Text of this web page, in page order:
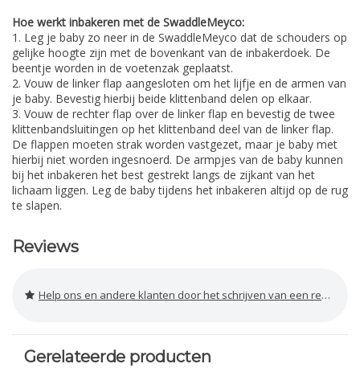
Hoe werkt inbakeren met de SwaddleMeyco:
1. Leg je baby zo neer in de SwaddleMeyco dat de schouders op
gelijke hoogte zijn met de bovenkant van de inbakerdoek. De
beentje worden in de voetenzak geplaatst.
2. Vouw de linker flap aangesloten om het lijfje en de armen van
je baby. Bevestig hierbij beide klittenband delen op elkaar.
3. Vouw de rechter flap over de linker flap en bevestig de twee
klittenbandsluitingen op het klittenband deel van de linker flap.
De flappen moeten strak worden vastgezet, maar je baby met
hierbij niet worden ingesnoerd. De armpjes van de baby kunnen
bij het inbakeren het best gestrekt langs de zijkant van het
lichaam liggen. Leg de baby tijdens het inbakeren altijd op de rug
te slapen.
Reviews
Help ons en andere klanten door het schrijven van een review
Gerelateerde producten